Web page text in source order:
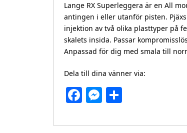
Lange RX Superleggera är en All
antingen i eller utanför pisten.
injektion av två olika plasttyper på
skalets insida. Passar
Anpassad för dig med smala till
Dela till dina vänner via:
Facebook
Messenger